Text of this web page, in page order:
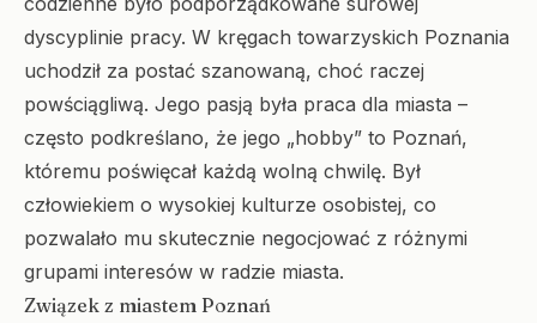
dyscyplinie pracy. W kręgach towarzyskich Poznania
uchodził za postać szanowaną, choć raczej
powściągliwą. Jego pasją była praca dla miasta –
często podkreślano, że jego „hobby” to Poznań,
któremu poświęcał każdą wolną chwilę. Był
człowiekiem o wysokiej kulturze osobistej, co
pozwalało mu skutecznie negocjować z różnymi
grupami interesów w radzie miasta.
Związek z miastem Poznań